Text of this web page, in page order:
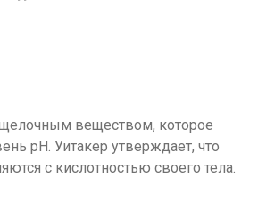
веществом, которое
pH. Уитакер утверждает, что
с кислотностью своего тела.